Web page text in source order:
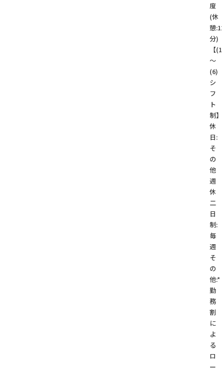
度
(休
憩
分)
【
～
(6)
シ
フ
ト
制】
休
日:
そ
の
他
週
休
二
日
制:
毎
週
そ
の
他:*
勤
務
割
に
よ
る
ロ
ー